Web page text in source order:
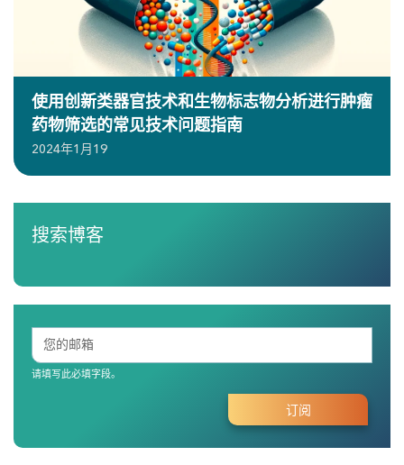
使用创新类器官技术和生物标志物分析进行肿瘤
药物筛选的常见技术问题指南
2024年1月19
搜索博客
请填写此必填字段。